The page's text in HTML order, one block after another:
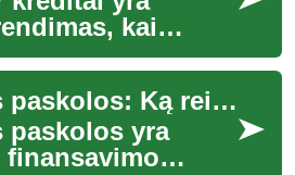
kai
(money)
ar
Prieš i...
Asmeninės paskolos: Ką reikia žinoti prieš skolinantis
paskolos yra